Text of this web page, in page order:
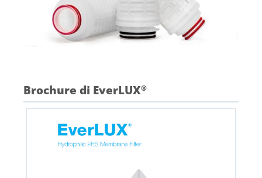
Brochure di EverLUX®